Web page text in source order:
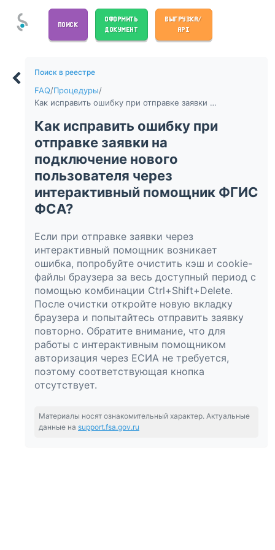
ПОИСК
ОФОРМИТЬ
ДОКУМЕНТ
ВЫГРУЗКА/
API
Поиск в реестре
FAQ/Процедуры/
Как исправить ошибку при отправке заявки на подключение нового пользователя через интерактивный помощник ФГИС ФСА?
Как исправить ошибку при
отправке заявки на
подключение нового
пользователя через
интерактивный помощник ФГИС
ФСА?
Если при отправке заявки через
интерактивный помощник возникает
ошибка, попробуйте очистить кэш и cookie-
файлы браузера за весь доступный период с
помощью комбинации Ctrl+Shift+Delete.
После очистки откройте новую вкладку
браузера и попытайтесь отправить заявку
повторно. Обратите внимание, что для
работы с интерактивным помощником
авторизация через ЕСИА не требуется,
поэтому соответствующая кнопка
отсутствует.
Материалы носят ознакомительный характер. Актуальные
данные на support.fsa.gov.ru